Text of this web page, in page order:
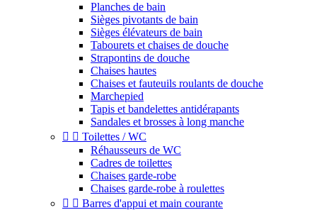
Planches de bain
Sièges pivotants de bain
Sièges élévateurs de bain
Tabourets et chaises de douche
Strapontins de douche
Chaises hautes
Chaises et fauteuils roulants de douche
Marchepied
Tapis et bandelettes antidérapants
Sandales et brosses à long manche
  Toilettes / WC
Réhausseurs de WC
Cadres de toilettes
Chaises garde-robe
Chaises garde-robe à roulettes
  Barres d'appui et main courante